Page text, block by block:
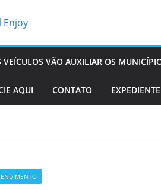
VEÍCULOS VÃO AUXILIAR OS
AQUI CONTATO EXPEDIENTE